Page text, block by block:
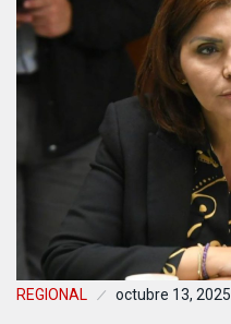
REGIONAL octubre 13, 2025